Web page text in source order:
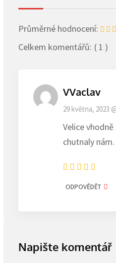
Průměrné hodnocení:
Celkem komentářů: ( 1 )
VVaclav
29 května, 2023
Velice
chutnaly nám.
ODPOVĚDĚT
Napište komentář